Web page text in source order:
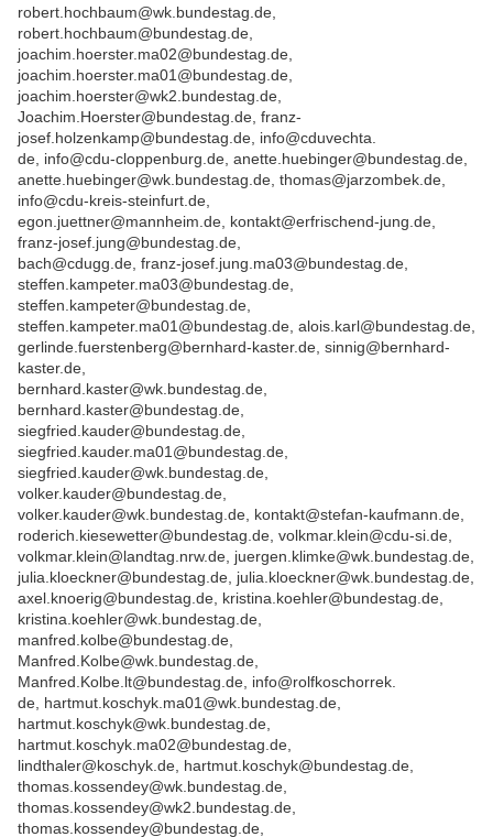
robert.hochbaum@wk.bundestag.de,
robert.hochbaum@bundestag.de,
joachim.hoerster.ma02@bundestag.de,
joachim.hoerster.ma01@bundestag.de,
joachim.hoerster@wk2.bundestag.de,
Joachim.Hoerster@bundestag.de, franz-
josef.holzenkamp@bundestag.de, info@cduvechta.
de, info@cdu-cloppenburg.de, anette.huebinger@bundestag.de,
anette.huebinger@wk.bundestag.de, thomas@jarzombek.de,
info@cdu-kreis-steinfurt.de,
egon.juettner@mannheim.de, kontakt@erfrischend-jung.de,
franz-josef.jung@bundestag.de,
bach@cdugg.de, franz-josef.jung.ma03@bundestag.de,
steffen.kampeter.ma03@bundestag.de,
steffen.kampeter@bundestag.de,
steffen.kampeter.ma01@bundestag.de, alois.karl@bundestag.de,
gerlinde.fuerstenberg@bernhard-kaster.de, sinnig@bernhard-
kaster.de,
bernhard.kaster@wk.bundestag.de,
bernhard.kaster@bundestag.de,
siegfried.kauder@bundestag.de,
siegfried.kauder.ma01@bundestag.de,
siegfried.kauder@wk.bundestag.de,
volker.kauder@bundestag.de,
volker.kauder@wk.bundestag.de, kontakt@stefan-kaufmann.de,
roderich.kiesewetter@bundestag.de, volkmar.klein@cdu-si.de,
volkmar.klein@landtag.nrw.de, juergen.klimke@wk.bundestag.de,
julia.kloeckner@bundestag.de, julia.kloeckner@wk.bundestag.de,
axel.knoerig@bundestag.de, kristina.koehler@bundestag.de,
kristina.koehler@wk.bundestag.de,
manfred.kolbe@bundestag.de,
Manfred.Kolbe@wk.bundestag.de,
Manfred.Kolbe.lt@bundestag.de, info@rolfkoschorrek.
de, hartmut.koschyk.ma01@wk.bundestag.de,
hartmut.koschyk@wk.bundestag.de,
hartmut.koschyk.ma02@bundestag.de,
lindthaler@koschyk.de, hartmut.koschyk@bundestag.de,
thomas.kossendey@wk.bundestag.de,
thomas.kossendey@wk2.bundestag.de,
thomas.kossendey@bundestag.de,